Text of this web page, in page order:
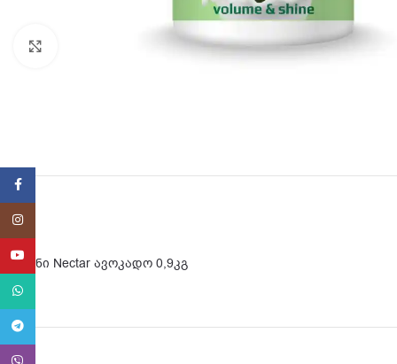
შამპუნი Nectar ავოკადო 0,9კგ
YouTube
Telegram